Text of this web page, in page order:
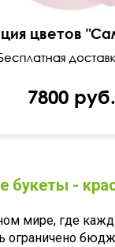
цветов
7800 руб.
букеты -
мире, где